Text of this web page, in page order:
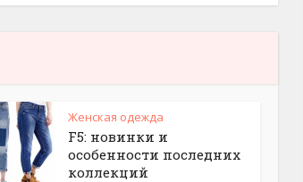
Женская одежда
F5: новинки и
особенности последних
коллекций